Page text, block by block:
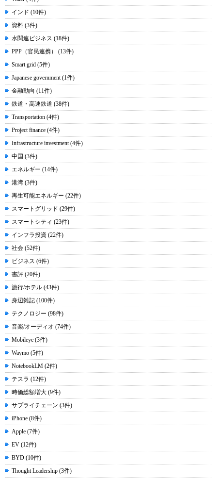
インド (10件)
資料 (3件)
水関連ビジネス (18件)
PPP（官民連携） (13件)
Smart grid (5件)
Japanese government (1件)
金融動向 (11件)
鉄道・高速鉄道 (38件)
Transportation (4件)
Project finance (4件)
Infrastructure investment (4件)
中国 (3件)
エネルギー (14件)
港湾 (3件)
再生可能エネルギー (22件)
スマートグリッド (29件)
スマートシティ (23件)
インフラ投資 (22件)
社会 (52件)
ビジネス (6件)
書評 (20件)
旅行/ホテル (43件)
身辺雑記 (100件)
テクノロジー (98件)
音楽/オーディオ (74件)
Mobileye (3件)
Waymo (5件)
NotebookLM (2件)
テスラ (12件)
時価総額増大 (9件)
サプライチェーン (3件)
iPhone (8件)
Apple (7件)
EV (12件)
BYD (10件)
Thought Leadership (3件)